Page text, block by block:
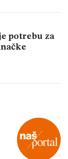
potrebu za